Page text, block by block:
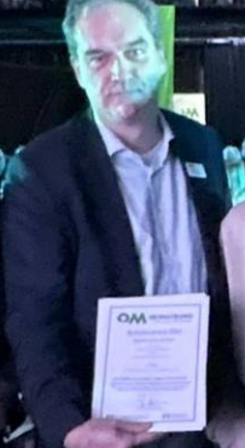
FACHOBERSCHULE
ZWEIJÄHRIGE
BERUFSFACHSCHULE
ZWEIJÄHRIGE
BERUFLICHES